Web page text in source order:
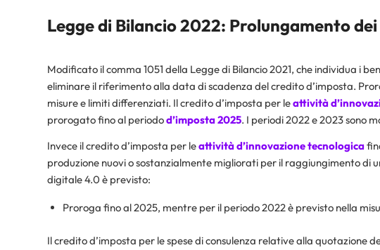
Legge di Bilancio 2022: Prolungamento
Modificato il comma 1051 della Legge di Bilancio 2021, che individua i
eliminare il riferimento alla data di scadenza del credito d’imposta.
misure e limiti differenziati. Il credito d’imposta per leattività
prorogato fino al periodod’imposta 2025. I periodi 2022 e 2023 sono
Invece il credito d’imposta per leattività d’innovazione tecnologica
produzione nuovi o sostanzialmente migliorati per il raggiungimento di
digitale 4.0 è previsto:
Proroga fino al 2025, mentre per il periodo 2022 è previsto nella
Il credito d’imposta per le spese di consulenza relative alla quotazione